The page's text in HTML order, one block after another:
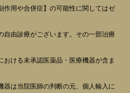
用や合併症】の可能性に関してはゼ
由診療がございます。その一部治療
ける未承認医薬品・医療機器が含ま
は当院医師の判断の元、個人輸入に